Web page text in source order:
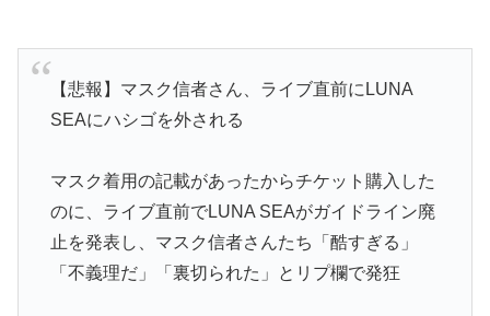
【悲報】マスク信者さん、ライブ直前にLUNA
SEAにハシゴを外される
マスク着用の記載があったからチケット購入した
のに、ライブ直前でLUNA SEAがガイドライン廃
止を発表し、マスク信者さんたち「酷すぎる」
「不義理だ」「裏切られた」とリプ欄で発狂